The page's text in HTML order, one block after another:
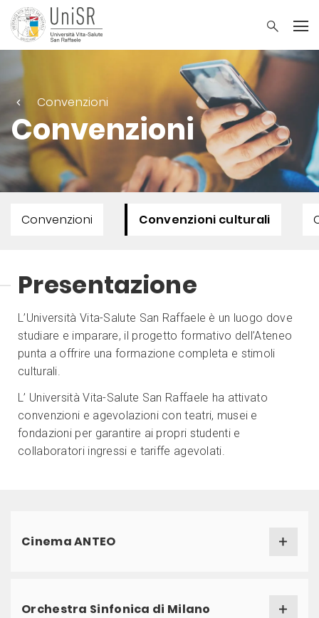
Convenzioni
Convenzioni
Convenzioni Convenzioni culturali
Presentazione
L’Università Vita-Salute San Raffaele è un luogo dove
studiare e imparare, il progetto formativo dell’Ateneo
punta a offrire una formazione completa e stimoli
culturali.
L’ Università Vita-Salute San Raffaele ha attivato
convenzioni e agevolazioni con teatri, musei e
fondazioni per garantire ai propri studenti e
collaboratori ingressi e tariffe agevolati.
Cinema ANTEO
Orchestra Sinfonica di Milano